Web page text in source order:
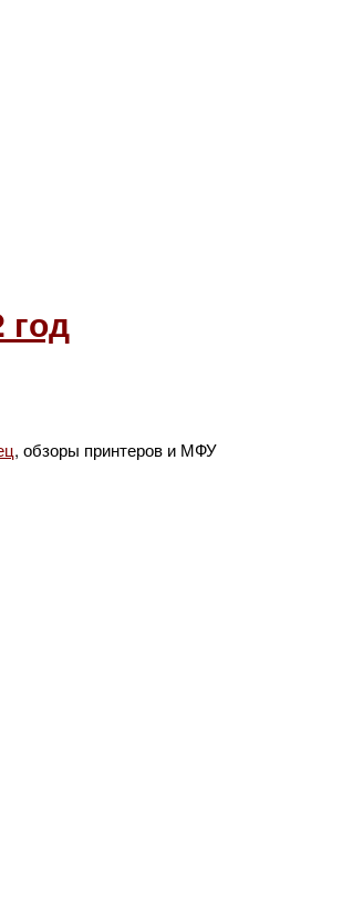
год
, обзоры принтеров и МФУ